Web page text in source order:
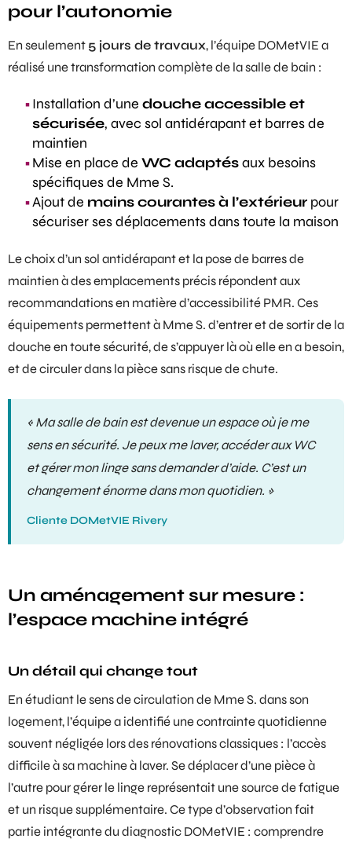
pour l’autonomie
En seulement 5 jours de travaux, l’équipe DOMetVIE a
réalisé une transformation complète de la salle de bain :
Installation d’une douche accessible et
sécurisée, avec sol antidérapant et barres de
maintien
Mise en place de WC adaptésaux besoins
spécifiques de Mme S.
Ajout de mains courantes à l’extérieur pour
sécuriser ses déplacements dans toute la maison
Le choix d’un sol antidérapant et la pose de barres de
maintien à des emplacements précis répondent aux
recommandations en matière d’accessibilité PMR. Ces
équipements permettent à Mme S. d’entrer et de sortir de la
douche en toute sécurité, de s’appuyer là où elle en a besoin,
et de circuler dans la pièce sans risque de chute.
« Ma salle de bain est devenue un espace où je me
sens en sécurité. Je peux me laver, accéder aux WC
et gérer mon linge sans demander d’aide. C’est un
changement énorme dans mon quotidien. »
Cliente DOMetVIE Rivery
Un aménagement sur mesure :
l’espace machine intégré
Un détail qui change tout
En étudiant le sens de circulation de Mme S. dans son
logement, l’équipe a identifié une contrainte quotidienne
souvent négligée lors des rénovations classiques : l’accès
difficile à sa machine à laver. Se déplacer d’une pièce à
l’autre pour gérer le linge représentait une source de fatigue
et un risque supplémentaire. Ce type d’observation fait
partie intégrante du diagnostic DOMetVIE : comprendre